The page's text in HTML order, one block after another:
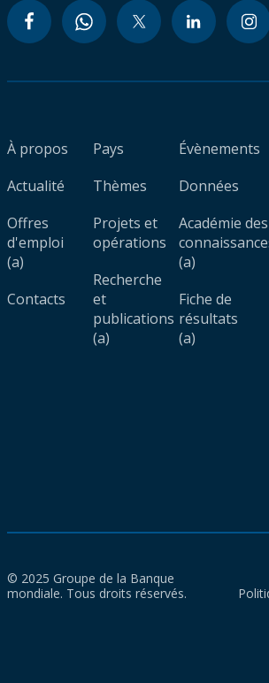
À propos
Actualité
Offres
d'emploi
(a)
Contacts
Pays
Thèmes
Projets et
opérations
Recherche
et
publications
(a)
Évènements
Données
Académie des
(a)
Fiche de
résultats
(a)
© 2025 Groupe de la Banque
mondiale. Tous droits réservés.